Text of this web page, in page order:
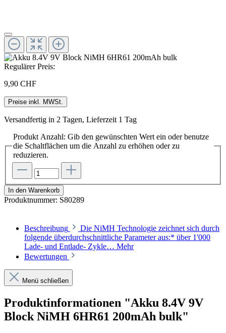
Regulärer Preis:
9,90 CHF
Preise inkl. MWSt.
Versandfertig in 2 Tagen, Lieferzeit 1 Tag
Produkt Anzahl: Gib den gewünschten Wert ein oder benutze
die Schaltflächen um die Anzahl zu erhöhen oder zu
reduzieren.
In den Warenkorb
Produktnummer: S80289
Beschreibung
Die NiMH Technologie zeichnet sich durch
folgende überdurchschnittliche Parameter aus:* über 1'000
Lade- und Entlade- Zykle… Mehr
Bewertungen
Menü schließen
Produktinformationen "Akku 8.4V 9V
Block NiMH 6HR61 200mAh bulk"